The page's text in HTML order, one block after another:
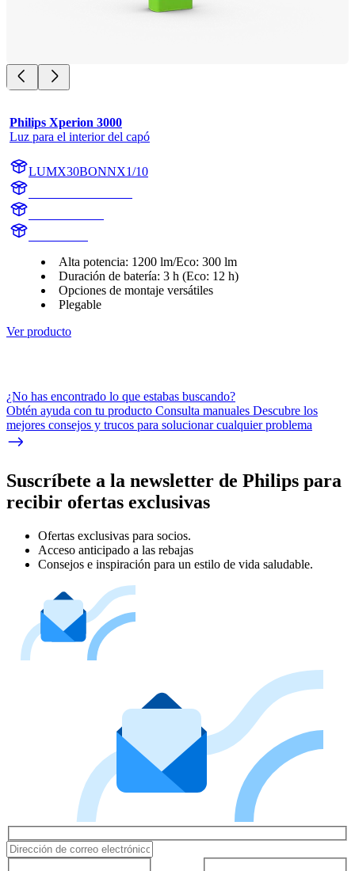
Philips Xperion 3000
Luz para el interior del capó
LUMX30BONNX1/10
Alta potencia: 1200 lm/Eco: 300 lm
Duración de batería: 3 h (Eco: 12 h)
Opciones de montaje versátiles
Plegable
Ver producto
¿No has encontrado lo que estabas buscando?
Obtén ayuda con tu producto Consulta manuales Descubre los
mejores consejos y trucos para solucionar cualquier problema
Suscríbete a la newsletter de Philips para
recibir ofertas exclusivas
Ofertas exclusivas para socios.
Acceso anticipado a las rebajas
Consejos e inspiración para un estilo de vida saludable.